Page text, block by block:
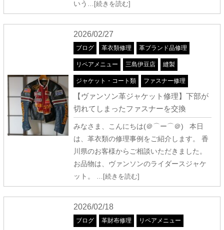
いう …[続きを読む]
2026/02/27
ブログ 革衣類修理 革ブランド品修理
リペアメニュー 三島伊豆店 縫製
ジャケット・コート類 ファスナー修理
【ヴァンソン革ジャケット修理】下部が
切れてしまったファスナーを交換
みなさま、こんにちは(＠⌒ー⌒＠) 本日
は、革衣類の修理事例をご紹介します。 香
川県のお客様からご相談いただきました。
お品物は、ヴァンソンのライダースジャケ
ット。 …[続きを読む]
2026/02/18
ブログ 革財布修理 リペアメニュー